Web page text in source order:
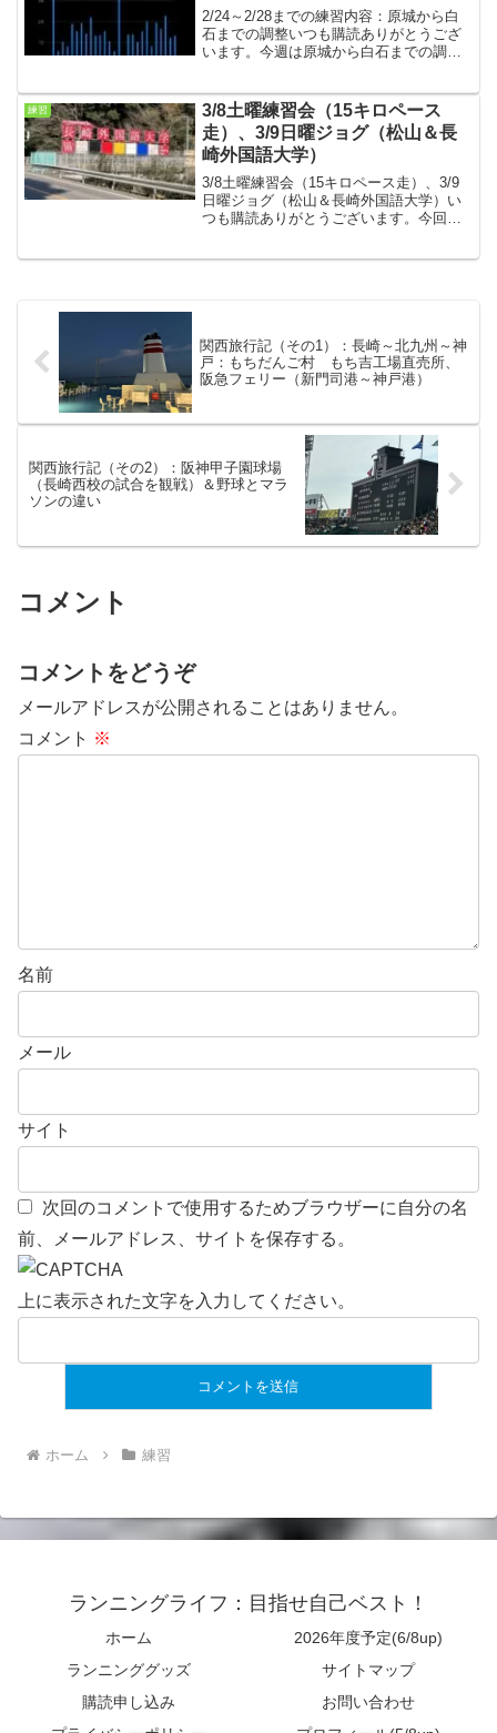
2/24～2/28までの練習内容：原城から白
石までの調整いつも購読ありがとうござ
います。今週は原城から白石までの調整
500キロ到達です。2/24（月）・15キロペ
ース走...
練習
3/8土曜練習会（15キロペース
走）、3/9日曜ジョグ（松山＆長
崎外国語大学）
3/8土曜練習会（15キロペース走）、3/9
日曜ジョグ（松山＆長崎外国語大学）い
つも購読ありがとうございます。今回は
関西旅行記（その1）：長崎～北九州～神
戸：もちだんご村 もち吉工場直売所、
阪急フェリー（新門司港～神戸港）
関西旅行記（その2）：阪神甲子園球場
（長崎西校の試合を観戦）＆野球とマラ
ソンの違い
コメント
コメントをどうぞ
メールアドレスが公開されることはありません。
コメント ※
名前
メール
サイト
次回のコメントで使用するためブラウザーに自分の名
前、メールアドレス、サイトを保存する。
上に表示された文字を入力してください。
ホーム 練習
ランニングライフ：目指せ自己ベスト！
ホーム
2026年度予定(6/8up)
ランニンググッズ
サイトマップ
購読申し込み
お問い合わせ